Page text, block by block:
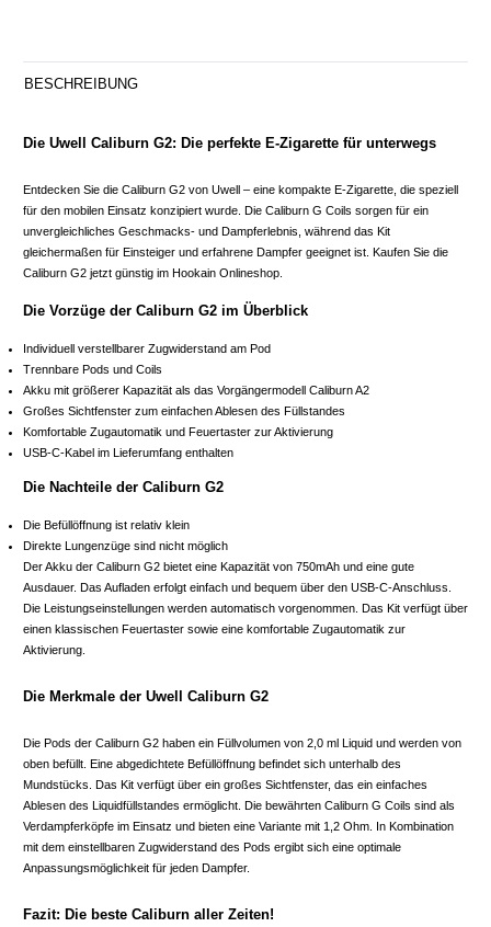
BESCHREIBUNG
Die Uwell Caliburn G2: Die perfekte E-Zigarette für unterwegs
Entdecken Sie die Caliburn G2 von Uwell – eine kompakte E-Zigarette, die speziell
für den mobilen Einsatz konzipiert wurde. Die Caliburn G Coils sorgen für ein
unvergleichliches Geschmacks- und Dampferlebnis, während das Kit
gleichermaßen für Einsteiger und erfahrene Dampfer geeignet ist. Kaufen Sie die
Caliburn G2 jetzt günstig im Hookain Onlineshop.
Die Vorzüge der Caliburn G2 im Überblick
Individuell verstellbarer Zugwiderstand am Pod
Trennbare Pods und Coils
Akku mit größerer Kapazität als das Vorgängermodell Caliburn A2
Großes Sichtfenster zum einfachen Ablesen des Füllstandes
Komfortable Zugautomatik und Feuertaster zur Aktivierung
USB-C-Kabel im Lieferumfang enthalten
Die Nachteile der Caliburn G2
Die Befüllöffnung ist relativ klein
Direkte Lungenzüge sind nicht möglich
Der Akku der Caliburn G2 bietet eine Kapazität von 750mAh und eine gute
Ausdauer. Das Aufladen erfolgt einfach und bequem über den USB-C-Anschluss.
Die Leistungseinstellungen werden automatisch vorgenommen. Das Kit verfügt über
einen klassischen Feuertaster sowie eine komfortable Zugautomatik zur
Aktivierung.
Die Merkmale der Uwell Caliburn G2
Die Pods der Caliburn G2 haben ein Füllvolumen von 2,0 ml Liquid und werden von
oben befüllt. Eine abgedichtete Befüllöffnung befindet sich unterhalb des
Mundstücks. Das Kit verfügt über ein großes Sichtfenster, das ein einfaches
Ablesen des Liquidfüllstandes ermöglicht. Die bewährten Caliburn G Coils sind als
Verdampferköpfe im Einsatz und bieten eine Variante mit 1,2 Ohm. In Kombination
mit dem einstellbaren Zugwiderstand des Pods ergibt sich eine optimale
Anpassungsmöglichkeit für jeden Dampfer.
Fazit: Die beste Caliburn aller Zeiten!